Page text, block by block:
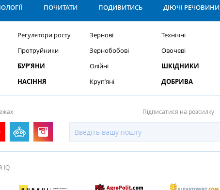
ПОЧИТАТИ ПОДИВИТИСЬ ДІЮЧІ РЕЧОВИНИ
Регулятори росту
Протруйники
БУР’ЯНИ
НАСІННЯ
Зернові
Зернобобові
Олійні
Круп’яні
Технічні
Овочеві
ШКІДНИКИ
ДОБРИВА
Підписатися на розсилку
IQ